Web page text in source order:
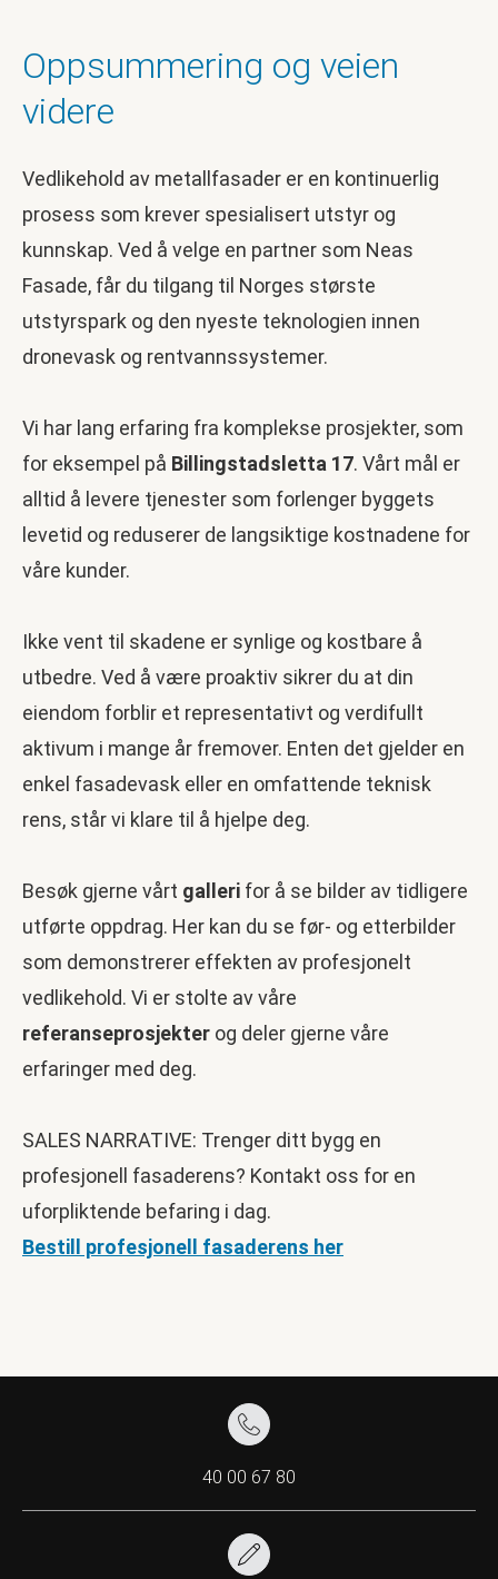
Oppsummering og veien
videre
Vedlikehold av metallfasader er en kontinuerlig
prosess som krever spesialisert utstyr og
kunnskap. Ved å velge en partner som Neas
Fasade, får du tilgang til Norges største
utstyrspark og den nyeste teknologien innen
dronevask og rentvannssystemer.
Vi har lang erfaring fra komplekse prosjekter, som
for eksempel på Billingstadsletta 17. Vårt mål er
alltid å levere tjenester som forlenger byggets
levetid og reduserer de langsiktige kostnadene for
våre kunder.
Ikke vent til skadene er synlige og kostbare å
utbedre. Ved å være proaktiv sikrer du at din
eiendom forblir et representativt og verdifullt
aktivum i mange år fremover. Enten det gjelder en
enkel fasadevask eller en omfattende teknisk
rens, står vi klare til å hjelpe deg.
Besøk gjerne vårt galleri for å se bilder av tidligere
utførte oppdrag. Her kan du se før- og etterbilder
som demonstrerer effekten av profesjonelt
vedlikehold. Vi er stolte av våre
referanseprosjekter og deler gjerne våre
erfaringer med deg.
SALES NARRATIVE: Trenger ditt bygg en
profesjonell fasaderens? Kontakt oss for en
uforpliktende befaring i dag.
Bestill profesjonell fasaderens her
40 00 67 80